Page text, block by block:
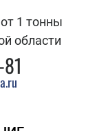
1 тонны
области